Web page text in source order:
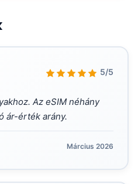
5/5
Az eSIM néhány
ár-érték arány.
Március 2026